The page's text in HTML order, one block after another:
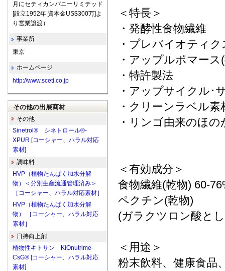
＜特長＞
・発酵性食物繊維
・プレバイオティク
・アップルポマー
・特許製法
・アップサイクル･
・クリーンラベル素
・リンゴ由来のほ
＜有効成分＞
食物繊維(乾物) 60-
ペクチン(乾物)
(ガラクツロン酸と
＜用途＞
粉末飲料、健康食品
月にセティカンパニーリミテッド
[設立1952年 資本金US$300万]よ
り営業譲渡）
事業所
東京
ホームページ
http://www.sceti.co.jp
その他の出展商材
その他
Sinetrol® シネトロール®-
XPUR [コーシャー、ハラル対応
素材]
調味料
HVP（植物たんぱく加水分解
物）＜分別生産流通管理済み＞
［コーシャー、ハラル対応素材］
HVP（植物たんぱく加水分解
物） ［コーシャー、ハラル対応
素材］
日持向上剤
植物性キトサン KiOnutrime-
CsG® [コーシャー、ハラル対応
素材]